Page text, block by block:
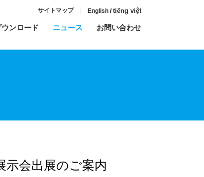
ンロード ニュース お問い合わせ
サイトマップ English /tiếng việt
会出展のご案内